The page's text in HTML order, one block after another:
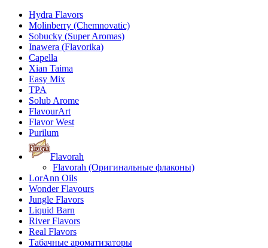
Hydra Flavors
Molinberry (Chemnovatic)
Sobucky (Super Aromas)
Inawera (Flavorika)
Capella
Xian Taima
Easy Mix
TPA
Solub Arome
FlavourArt
Flavor West
Purilum
Flavorah
Flavorah (Оригинальные флаконы)
LorAnn Oils
Wonder Flavours
Jungle Flavors
Liquid Barn
River Flavors
Real Flavors
Табачные ароматизаторы